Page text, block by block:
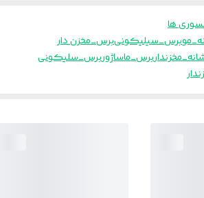
ها
برس_سیلیکونیبرس_مخزن دار
برس_ماساژوربرس_سلیکونی